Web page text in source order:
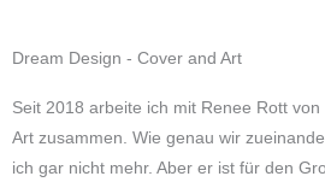
Dream Design - Cover and Art
Seit 2018 arbeite ich mit Renee Rott
Art zusammen. Wie genau wir
ich gar nicht mehr. Aber er ist für den